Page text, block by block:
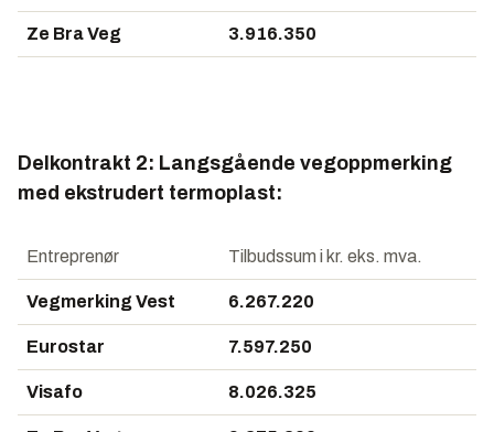
Ze Bra Veg 3.916.350
Delkontrakt 2: Langsgående vegoppmerking
med ekstrudert termoplast:
Entreprenør Tilbudssum i kr. eks. mva.
Vegmerking Vest 6.267.220
Eurostar 7.597.250
Visafo 8.026.325